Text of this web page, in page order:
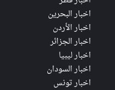
اخبار البحرين
اخبار الأردن
اخبار الجزائر
اخبار ليبيا
اخبار السودان
اخبار تونس